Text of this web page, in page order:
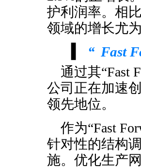
护利润率。相
领域的增长尤
“ Fast
通过其“Fast
公司正在加速
领先地位。
作为“Fast
针对性的结构
施。优化生产